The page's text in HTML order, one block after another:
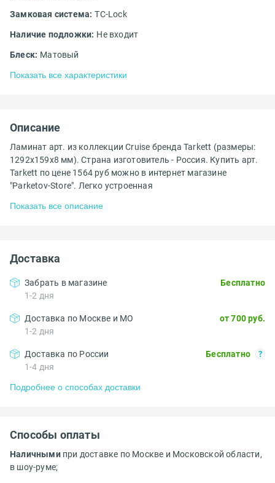
Замковая система: TС-Lock
Наличие подложки: Не входит
Блеск: Матовый
Показать все характеристики
Описание
Ламинат арт. из коллекции Cruise бренда Tarkett (размеры:
1292x159x8 мм). Страна изготовитель - Россия. Купить арт.
Tarkett по цене 1564 руб можно в интернет магазине
"Parketov-Store". Легко устроенная
Показать все описание
Доставка
Забрать в магазине
1-2 дня
Бесплатно
Доставка по Москве и МО
1-2 дня
от 700 руб.
Доставка по России
1-4 дня
Бесплатно
Подробнее о способах доставки
Способы оплаты
Наличнымипри доставке по Москве и Московской области,
в шоу-руме;